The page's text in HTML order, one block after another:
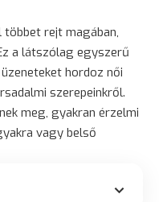
többet rejt magában,
a látszólag egyszerű
hordoz női
szerepeinkről.
meg, gyakran érzelmi
vagy belső